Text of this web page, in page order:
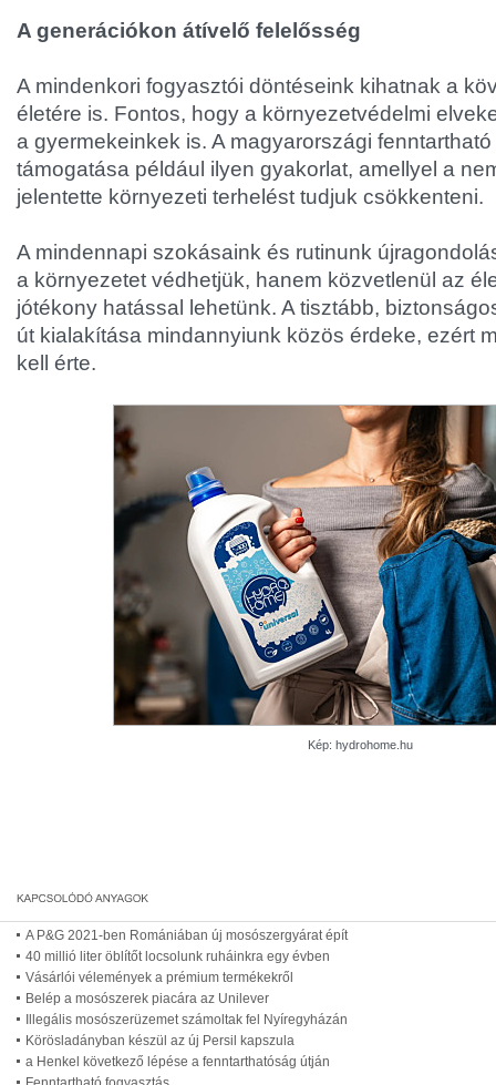
A generációkon átívelő felelősség
A mindenkori fogyasztói döntéseink kihatnak a
életére is. Fontos, hogy a környezetvédelmi
a gyermekeinkek is. A magyarországi
támogatása például ilyen gyakorlat, amellyel a
jelentette környezeti terhelést tudjuk csökkenteni.
A mindennapi szokásaink és rutinunk
a környezetet védhetjük, hanem közvetlenül az
jótékony hatással lehetünk. A tisztább,
út kialakítása mindannyiunk közös érdeke, ezért
kell érte.
Kép: hydrohome.hu
A P&G 2021-ben Romániában új mosószergyárat épít
40 millió liter öblítőt locsolunk ruháinkra egy évben
Vásárlói vélemények a prémium termékekről
Belép a mosószerek piacára az Unilever
Illegális mosószerüzemet számoltak fel Nyíregyházán
Körösladányban készül az új Persil kapszula
a Henkel következő lépése a fenntarthatóság útján